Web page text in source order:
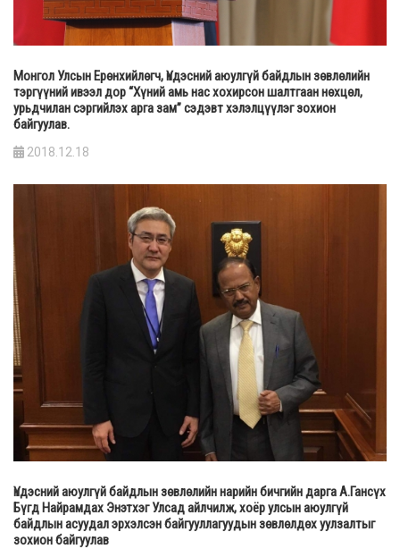
Монгол Улсын Ерөнхийлөгч, Үндэсний аюулгүй байдлын зөвлөлийн
тэргүүний ивээл дор “Хүний амь нас хохирсон шалтгаан нөхцөл,
урьдчилан сэргийлэх арга зам” сэдэвт хэлэлцүүлэг зохион
байгуулав.
2018.12.18
Үндэсний аюулгүй байдлын зөвлөлийн нарийн бичгийн дарга А.Гансүх
Бүгд Найрамдах Энэтхэг Улсад айлчилж, хоёр улсын аюулгүй
байдлын асуудал эрхэлсэн байгууллагуудын зөвлөлдөх уулзалтыг
зохион байгуулав